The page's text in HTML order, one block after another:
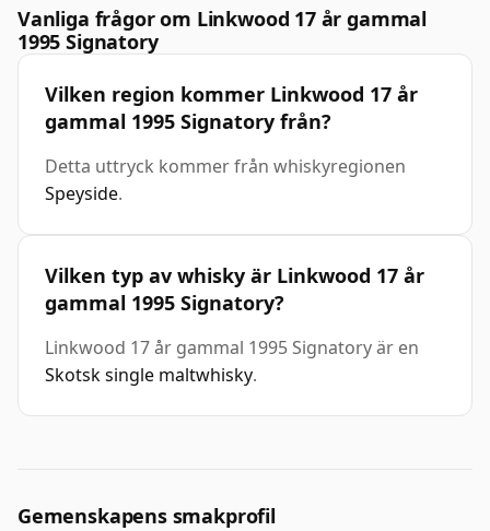
Vanliga frågor om Linkwood 17 år gammal
1995 Signatory
Vilken region kommer Linkwood 17 år
gammal 1995 Signatory från?
Detta uttryck kommer från whiskyregionen
Speyside.
Vilken typ av whisky är Linkwood 17 år
gammal 1995 Signatory?
Linkwood 17 år gammal 1995 Signatory är en
Skotsk single maltwhisky.
Gemenskapens smakprofil